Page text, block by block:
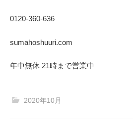
0120-360-636
sumahoshuuri.com
年中無休 21時まで営業中
2020年10月